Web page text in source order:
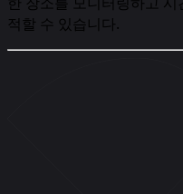
적할 수 있습니다.